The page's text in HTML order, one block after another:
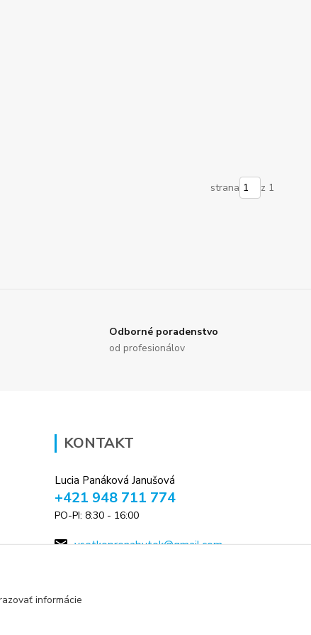
strana z 1
Odborné poradenstvo
od profesionálov
KONTAKT
Lucia Panáková Janušová
+421 948 711 774
PO-PI: 8:30 - 16:00
vsetkoprenabytok@gmail.com
informácie